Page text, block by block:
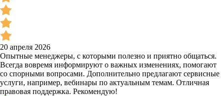
20 апреля 2026
Опытные менеджеры, с которыми полезно и приятно общаться.
Всегда вовремя информируют о важных изменениях, помогают
со спорными вопросами. Дополнительно предлагают сервисные
услуги, например, вебинары по актуальным темам. Отличная
правовая поддержка. Рекомендую!